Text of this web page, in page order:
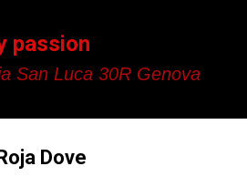
passion
San Luca 30R Genova
Dove